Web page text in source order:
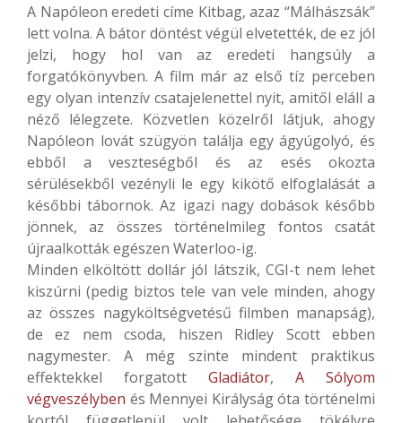
A Napóleon eredeti címe Kitbag, azaz “Málhászsák”
lett volna. A bátor döntést végül elvetették, de ez jól
jelzi, hogy hol van az eredeti hangsúly a
forgatókönyvben. A film már az első tíz perceben
egy olyan intenzív csatajelenettel nyit, amitől eláll a
néző lélegzete. Közvetlen közelről látjuk, ahogy
Napóleon lovát szügyön találja egy ágyúgolyó, és
ebből a veszteségből és az esés okozta
sérülésekből vezényli le egy kikötő elfoglalását a
későbbi tábornok. Az igazi nagy dobások később
jönnek, az összes történelmileg fontos csatát
újraalkották egészen Waterloo-ig.
Minden elköltött dollár jól látszik, CGI-t nem lehet
kiszúrni (pedig biztos tele van vele minden, ahogy
az összes nagyköltségvetésű filmben manapság),
de ez nem csoda, hiszen Ridley Scott ebben
nagymester. A még szinte mindent praktikus
effektekkel forgatott Gladiátor, A Sólyom
végveszélyben és Mennyei Királyság óta történelmi